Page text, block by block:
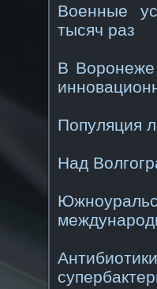
Военные
тысяч раз
В Воронеже
Популяция
Над